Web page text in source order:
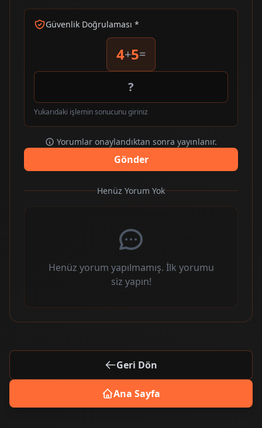
Güvenlik Doğrulaması *
4+5=
Yukarıdaki işlemin sonucunu giriniz
Yorumlar onaylandıktan sonra yayınlanır.
Gönder
Henüz Yorum Yok
Henüz yorum yapılmamış. İlk yorumu
siz yapın!
Geri Dön
Ana Sayfa